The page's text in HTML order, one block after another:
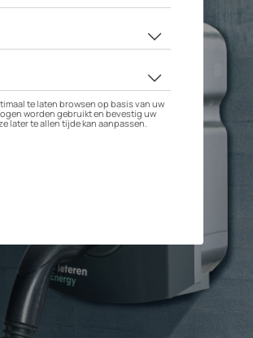
opladen?